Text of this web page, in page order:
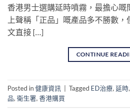
香港男士選購延時噴霧，最擔心
上聲稱「正品」嘅產品多不勝數
文直接 […]
CONTINUE
Posted in健康資訊 Tagged ED治療,延時,
品,衛生署,香港購買